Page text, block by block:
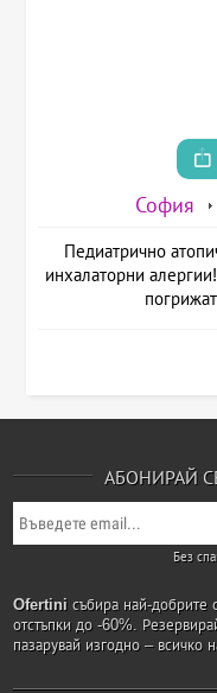
София
Педиатрично
инхалаторни
АБОНИРАЙ
Без
Ofertini събира най-добрите
отстъпки до -60%.
пазарувай изгодно – всичко